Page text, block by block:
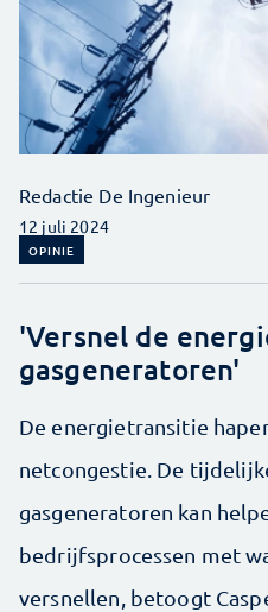
Redactie De Ingenieur
12 juli 2024
OPINIE
'Versnel de
gasgeneratoren'
De energietransitie
netcongestie. De
gasgeneratoren kan
bedrijfsprocessen met
versnellen, betoogt